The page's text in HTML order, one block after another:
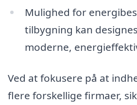
Mulighed for
tilbygning kan
moderne,
Ved at fokusere på at
flere forskellige firmaer,